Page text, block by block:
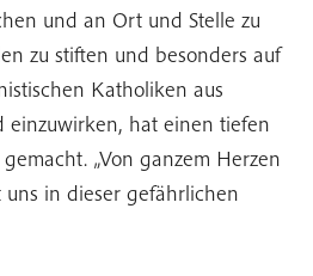
und an Ort und Stelle zu
zu stiften und besonders auf
Katholiken aus
einzuwirken, hat einen tiefen
„Von ganzem Herzen
in dieser gefährlichen